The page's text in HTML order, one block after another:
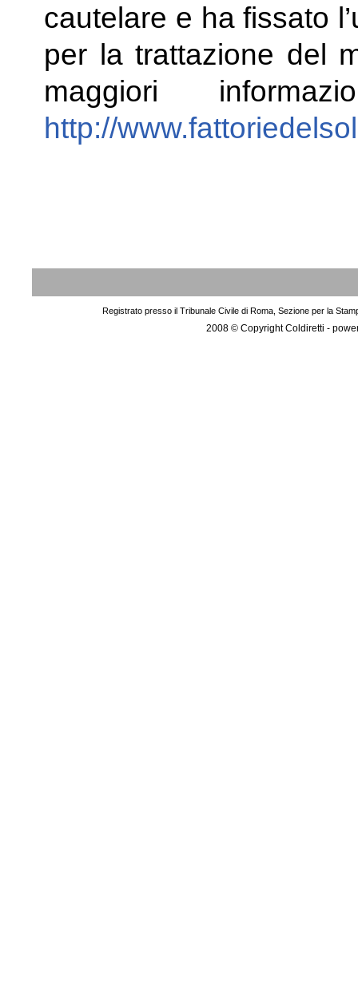
cautelare e ha fissato
per la trattazione del
maggiori
http://
Registrato presso il Tribunale Civile di Roma, Sezione per la
2008 © Copyright Coldiretti -